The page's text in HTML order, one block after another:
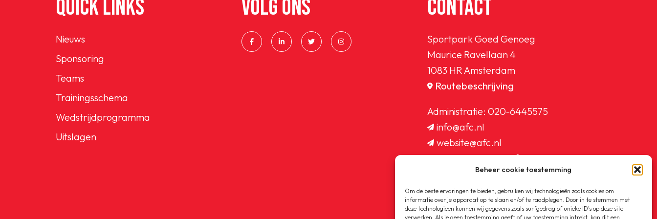
Beheer cookie toestemming
Om de beste ervaringen te bieden, gebruiken wij technologieën zoals cookies om
informatie over je apparaat op te slaan en/of te raadplegen. Door in te stemmen met
deze technologieën kunnen wij gegevens zoals surfgedrag of unieke ID's op deze site
verwerken. Als je geen toestemming geeft of uw toestemming intrekt, kan dit een
QUICK LINKS
Nieuws
Sponsoring
Teams
Trainingsschema
Wedstrijdprogramma
Uitslagen
VOLG ONS CONTACT
Sportpark Goed Genoeg
Maurice Ravellaan 4
1083 HR Amsterdam
Routebeschrijving
Administratie: 020-6445575
info@afc.nl
website@afc.nl
wedstrijdzaken@afc.nl
ledenadministratie@afc.nl